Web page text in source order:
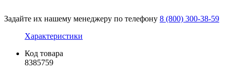
Задайте их нашему менеджеру по телефону 8 (800) 300-38-59
Характеристики
Код товара
8385759